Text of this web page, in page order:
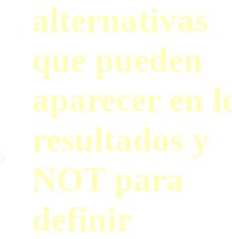
alternativas
que pueden
aparecer en
resultados y
NOT para
definir